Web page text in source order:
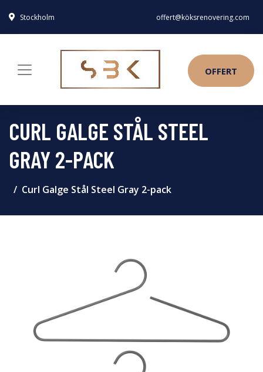
Stockholm offert@köksrenovering.com
OFFERT
CURL GALGE STÅL STEEL
GRAY 2-PACK
Curl Galge Stål Steel Gray 2-pack